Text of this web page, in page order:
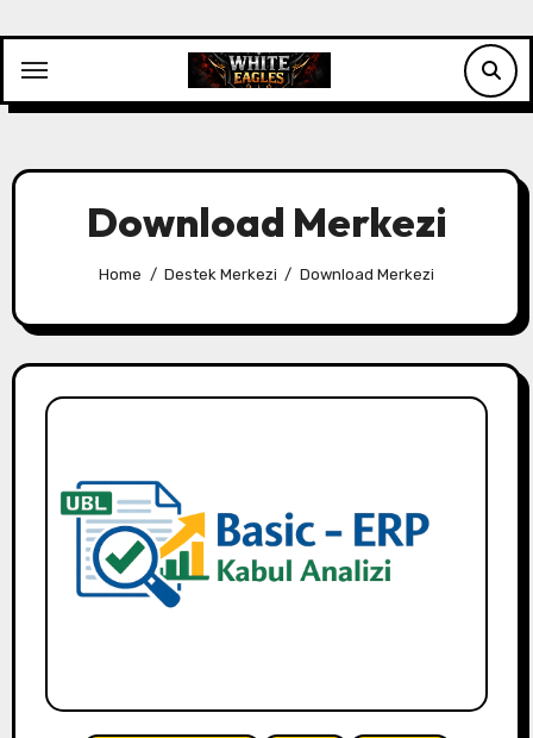
content
Download Merkezi
Home Destek Merkezi Download Merkezi